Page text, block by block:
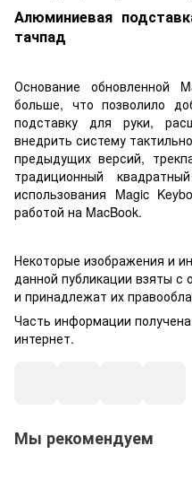
Алюминиевая
тачпад
Основание обновленной
больше, что позволило
подставку для руки,
внедрить систему
предыдущих версий,
традиционный
использования Magic
работой на MacBook.
Некоторые изображения и
данной публикации взяты с
и принадлежат их
Часть информации
интернет.
Мы рекомендуем